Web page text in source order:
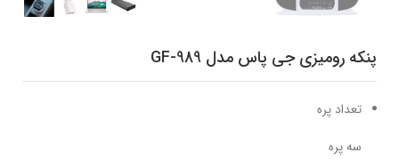
پنکه رومیزی جی پاس مدل GF-989
تعداد پره
سه پره